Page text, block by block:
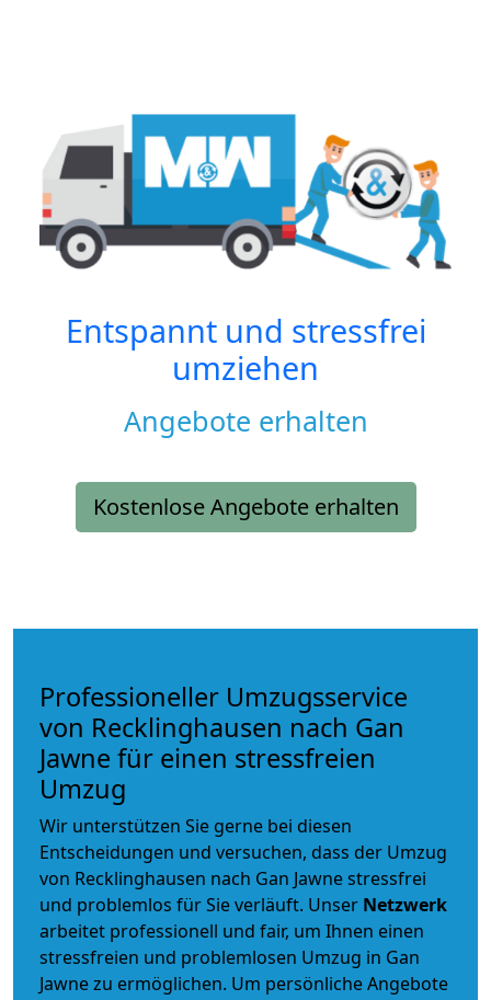
Entspannt und stressfrei
umziehen
Angebote erhalten
Kostenlose Angebote erhalten
Professioneller Umzugsservice
von Recklinghausen nach Gan
Jawne für einen stressfreien
Umzug
Wir unterstützen Sie gerne bei diesen
Entscheidungen und versuchen, dass der Umzug
von Recklinghausen nach Gan Jawne stressfrei
und problemlos für Sie verläuft. Unser Netzwerk
arbeitet professionell und fair, um Ihnen einen
stressfreien und problemlosen Umzug in Gan
Jawne zu ermöglichen. Um persönliche Angebote